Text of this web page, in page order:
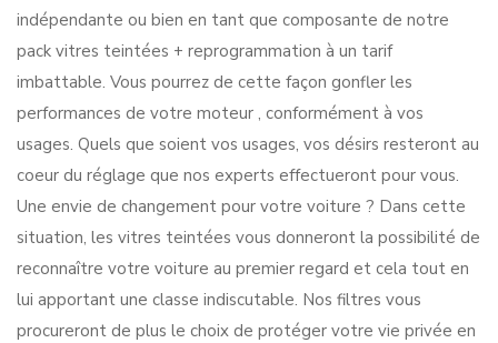
indépendante ou bien en tant que composante de notre
pack vitres teintées + reprogrammation à un tarif
imbattable. Vous pourrez de cette façon gonfler les
performances de votre moteur , conformément à vos
usages. Quels que soient vos usages, vos désirs resteront au
coeur du réglage que nos experts effectueront pour vous.
Une envie de changement pour votre voiture ? Dans cette
situation, les vitres teintées vous donneront la possibilité de
reconnaître votre voiture au premier regard et cela tout en
lui apportant une classe indiscutable. Nos filtres vous
procureront de plus le choix de protéger votre vie privée en